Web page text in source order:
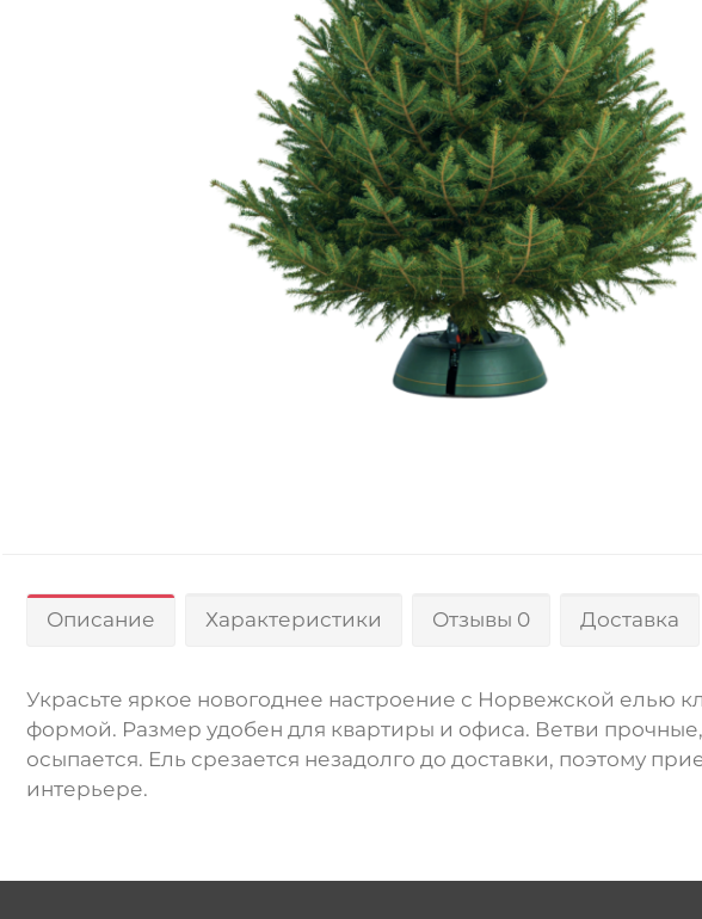
Описание Характеристики Отзывы 0 Доставка
Украсьте яркое новогоднее настроение с Норвежской елью
формой. Размер удобен для квартиры и офиса. Ветви
осыпается. Ель срезается незадолго до доставки, поэтому
интерьере.